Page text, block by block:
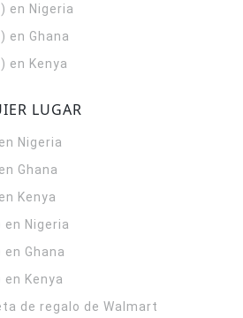
en Nigeria
en Ghana
en Kenya
LUGAR
Nigeria
Ghana
Kenya
en Nigeria
Ghana
Kenya
de regalo de Walmart